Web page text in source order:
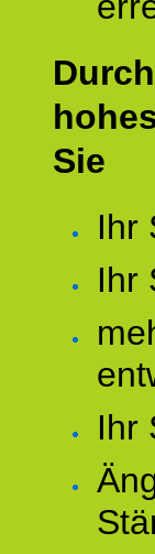
Sie
Ihr
Ihr
Ihr